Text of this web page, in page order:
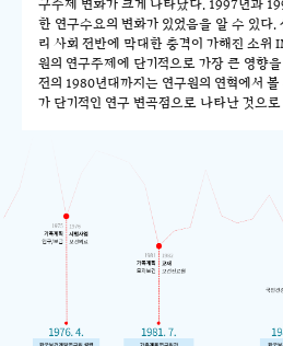
구주제 변화가 크게 나타났다. 1997년과
한 연구수요의 변화가 있었음을 알 수 있다
리 사회 전반에 막대한 충격이 가해진 소위
원의 연구주제에 단기적으로 가장 큰 영향
전의 1980년대까지는 연구원의 연혁에서
가 단기적인 연구 변곡점으로 나타난 것으